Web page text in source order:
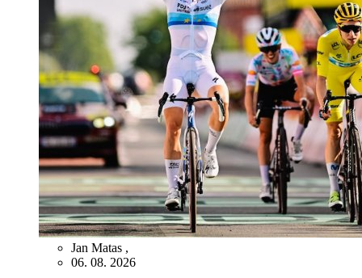
Jan Matas ,
06. 08. 2026